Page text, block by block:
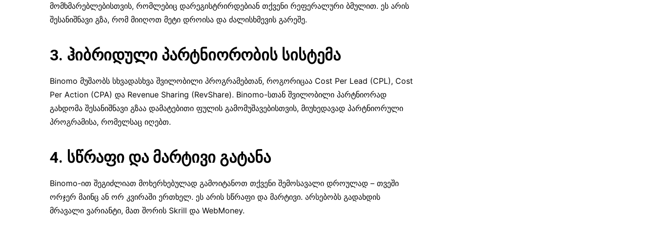
მომხმარებლებისთვის, რომლებიც დარეგისტრირდებიან თქვენი რეფერალური ბმულით. ეს არის
შესანიშნავი გზა, რომ მიიღოთ მეტი დროისა და ძალისხმევის გარეშე.
3. ჰიბრიდული პარტნიორობის სისტემა
Binomo მუშაობს სხვადასხვა შვილობილი პროგრამებთან, როგორიცაა Cost Per Lead (CPL), Cost
Per Action (CPA) და Revenue Sharing (RevShare). Binomo-სთან შვილობილი პარტნიორად
გახდომა შესანიშნავი გზაა დამატებითი ფულის გამომუშავებისთვის, მიუხედავად პარტნიორული
პროგრამისა, რომელსაც იღებთ.
4. სწრაფი და მარტივი გატანა
Binomo-ით შეგიძლიათ მოხერხებულად გამოიტანოთ თქვენი შემოსავალი დროულად – თვეში
ორჯერ მაინც ან ორ კვირაში ერთხელ. ეს არის სწრაფი და მარტივი. არსებობს გადახდის
მრავალი ვარიანტი, მათ შორის Skrill და WebMoney.